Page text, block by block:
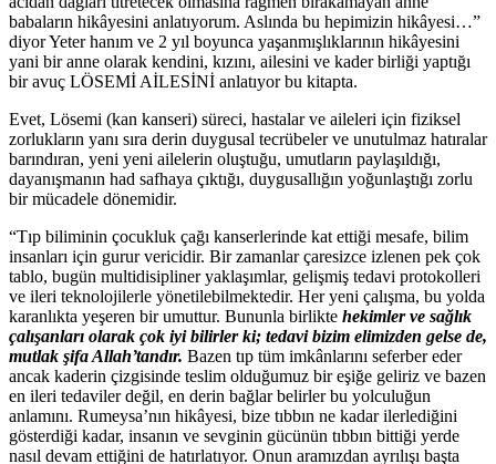
babaların hikâyesini anlatıyorum. Aslında bu hepimizin hikâyesi…”
diyor Yeter hanım ve 2 yıl boyunca yaşanmışlıklarının hikâyesini
yani bir anne olarak kendini, kızını, ailesini ve kader birliği yaptığı
bir avuç LÖSEMİ AİLESİNİ anlatıyor bu kitapta.
Evet, Lösemi (kan kanseri) süreci, hastalar ve aileleri için fiziksel
zorlukların yanı sıra derin duygusal tecrübeler ve unutulmaz hatıralar
barındıran, yeni yeni ailelerin oluştuğu, umutların paylaşıldığı,
dayanışmanın had safhaya çıktığı, duygusallığın yoğunlaştığı zorlu
bir mücadele dönemidir.
“Tıp biliminin çocukluk çağı kanserlerinde kat ettiği mesafe, bilim
insanları için gurur vericidir. Bir zamanlar çaresizce izlenen pek çok
tablo, bugün multidisipliner yaklaşımlar, gelişmiş tedavi protokolleri
ve ileri teknolojilerle yönetilebilmektedir. Her yeni çalışma, bu yolda
karanlıkta yeşeren bir umuttur. Bununla birlikte hekimler ve sağlık
çalışanları olarak çok iyi bilirler ki; tedavi bizim elimizden gelse de,
mutlak şifa Allah’tandır. Bazen tıp tüm imkânlarını seferber eder
ancak kaderin çizgisinde teslim olduğumuz bir eşiğe geliriz ve bazen
en ileri tedaviler değil, en derin bağlar belirler bu yolculuğun
anlamını. Rumeysa’nın hikâyesi, bize tıbbın ne kadar ilerlediğini
gösterdiği kadar, insanın ve sevginin gücünün tıbbın bittiği yerde
nasıl devam ettiğini de hatırlatıyor. Onun aramızdan ayrılışı başta